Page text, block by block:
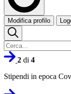
Modifica profilo
2 di 4
Stipendi in epoca